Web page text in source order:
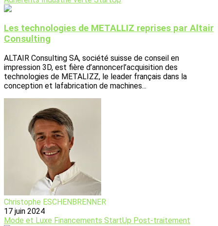
Les technologies de METALLIZ reprises par Altair
Consulting
ALTAIR Consulting SA, société suisse de conseil en
impression 3D, est fière d’annoncerl’acquisition des
technologies de METALIZZ, le leader français dans la
conception et lafabrication de machines...
Christophe ESCHENBRENNER
17 juin 2024
Mode et Luxe Financements StartUp Post-traitement